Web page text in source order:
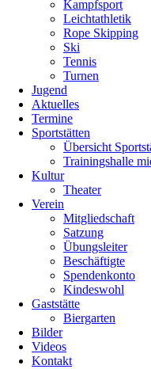
Kampfsport
Leichtathletik
Rope Skipping
Ski
Tennis
Turnen
Jugend
Aktuelles
Termine
Sportstätten
Übersicht
Trainingshalle
Kultur
Theater
Verein
Mitgliedschaft
Satzung
Übungsleiter
Beschäftigte
Spendenkonto
Kindeswohl
Gaststätte
Biergarten
Bilder
Videos
Kontakt